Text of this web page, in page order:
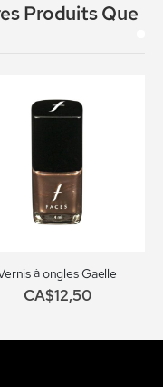
Produits Que
à ongles Gaelle
CA$12,50